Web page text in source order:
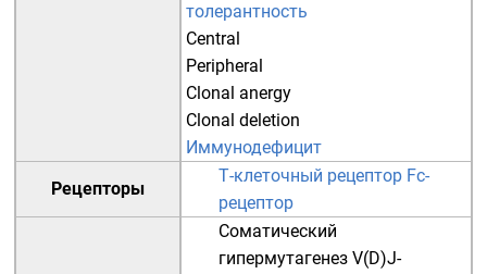
толерантность
Central
Peripheral
Clonal anergy
Clonal deletion
Иммунодефицит
Рецепторы
Т-клеточный рецептор Fc-
рецептор
Соматический
гипермутагенез V(D)J-